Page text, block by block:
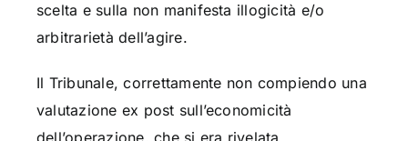
scelta e sulla non manifesta illogicità e/o
arbitrarietà dell’agire.
Il Tribunale, correttamente non compiendo una
valutazione ex post sull’economicità